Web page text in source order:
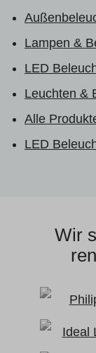
Lampen &
LED
Leuchten &
Alle
LED
Wir